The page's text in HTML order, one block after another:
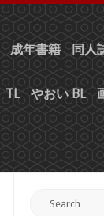
成年書籍 同人
TL やおい BL